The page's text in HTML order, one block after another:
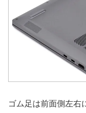
ゴム足は前面側左右